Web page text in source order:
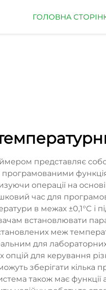
ГОЛОВНА
представляє
операції на
час для
в межах ±0,1°C і
встановлювати
меж
для
опцій для керування
зберігати
також має